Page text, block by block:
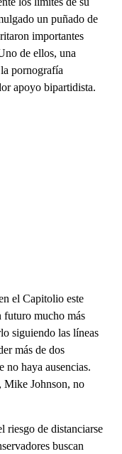
un puñado de
importantes
de ellos, una
pornografía
apoyo bipartidista.
el Capitolio este
futuro mucho más
siguiendo las líneas
más de dos
no haya ausencias.
Mike Johnson, no
riesgo de distanciarse
buscan